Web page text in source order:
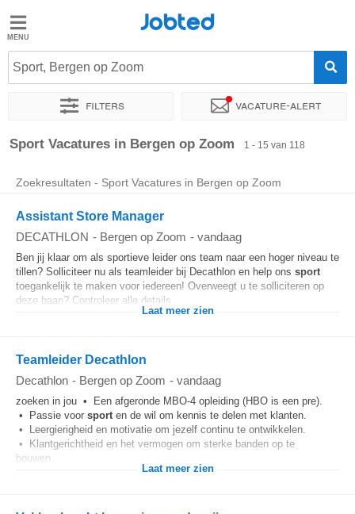
Jobted
Vacatures
Salarissen
Jobted
Sport, Bergen op Zoom
Filters Vacature-alert
Sorteer op Exacte locatie Bedrijf Uitzendbureau
Sport Vacatures in Bergen op Zoom 1 - 15 van 118
Zoekresultaten - Sport Vacatures in Bergen op Zoom
Assistant Store Manager
DECATHLON - Bergen op Zoom - vandaag
Ben jij klaar om als sportieve leider ons team naar een hoger niveau te
tillen? Solliciteer nu als teamleider bij Decathlon en help ons sport
toegankelijk te maken voor iedereen! Overweegt u te solliciteren op
deze baan? Controleer alle details...
Laat meer zien
Teamleider Decathlon
Decathlon - Bergen op Zoom - vandaag
zoeken in jou • Een afgeronde MBO-4 opleiding (HBO is een pre).
• Passie voor sporten de wil om kennis te delen met klanten.
• Leergierigheid en motivatie om jezelf continu te ontwikkelen.
• Klantgerichtheid en het vermogen om sterke banden op te
bouwen...
Laat meer zien